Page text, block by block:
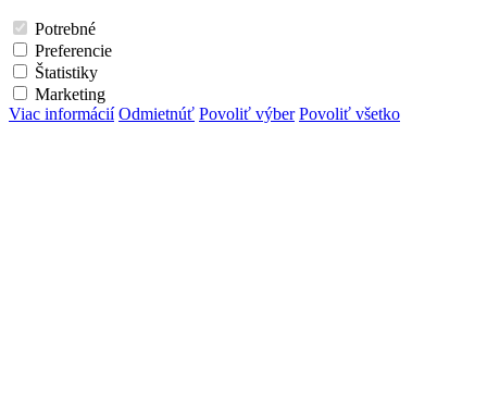
Potrebné
Preferencie
Štatistiky
Marketing
Viac informácií Odmietnúť Povoliť výber Povoliť všetko